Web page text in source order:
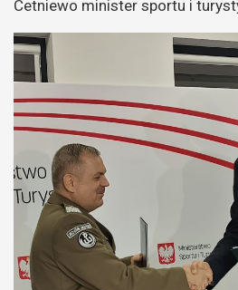
Cetniewo minister sportu i